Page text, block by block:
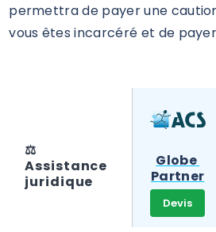
permettra de payer une
vous êtes incarcéré et de
⚖️
Assistance
juridique
Globe
Partner
Devis